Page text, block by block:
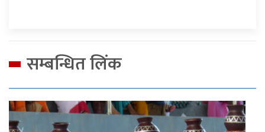
सम्बन्धित लिंक